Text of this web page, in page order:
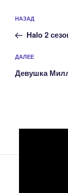
по
записям
Предыдущая
запись:
НАЗАД
Halo 2
Следующая
запись
ДАЛЕЕ
Девушка